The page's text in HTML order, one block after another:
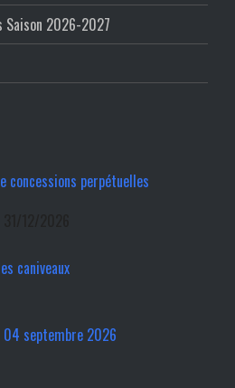
Saison 2026-2027
concessions perpétuelles
caniveaux
04 septembre 2026